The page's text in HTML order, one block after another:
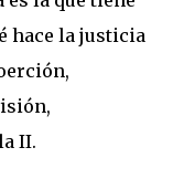
hace la justicia
II.